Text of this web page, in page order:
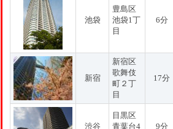
池袋
豊島区
池袋1丁
目
6分
新宿
新宿区
歌舞伎
町２丁
目
17分
渋谷
目黒区
青葉台4
9分